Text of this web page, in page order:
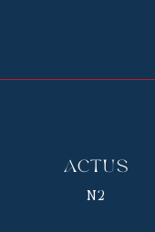
Actus
N2